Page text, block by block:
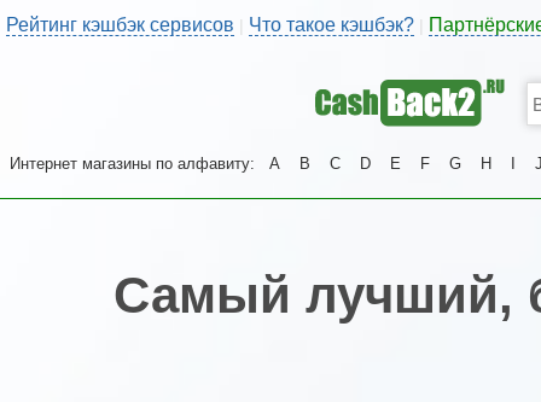
Рейтинг кэшбэк сервисов | Что такое кэшбэк?
Интернет магазины по алфавиту: A B C D E F G H
Самый лучший,